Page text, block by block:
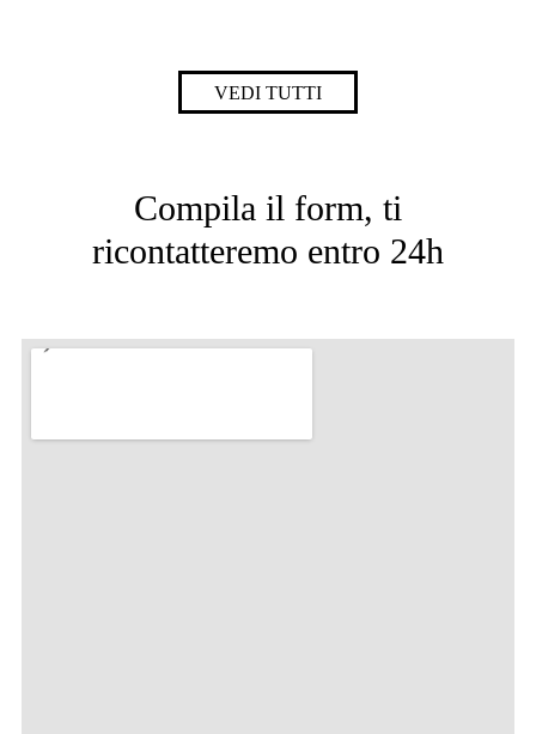
VEDI TUTTI
Compila il form, ti
ricontatteremo entro 24h